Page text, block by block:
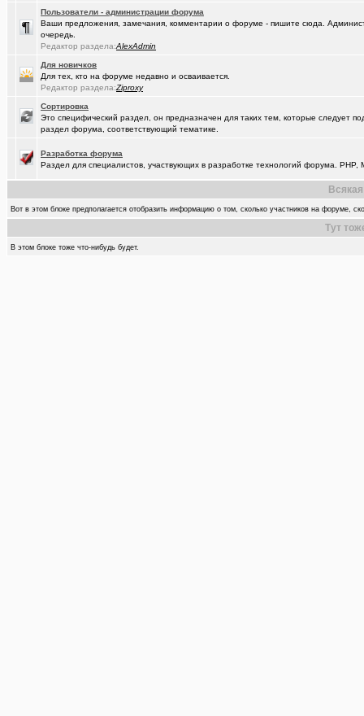
Пользователи - администрации форума
Ваши предложения, замечания, комментарии о форуме - пишите сюда.
очередь.
Редактор раздела:AlexAdmin
Для новичков
Для тех, кто на форуме недавно и осваивается.
Редактор раздела:Ziproxy
Сортировка
Это специфический раздел, он предназначен для таких тем, которые следует
раздел форума, соответствующий тематике.
Разработка форума
Раздел для специалистов, участвующих в разработке технологий форума. PHP,
Вот в этом блоке предполагается отобразить информацию о том, сколько участников на форуме,
Тут
В этом блоке тоже что-нибудь будет.